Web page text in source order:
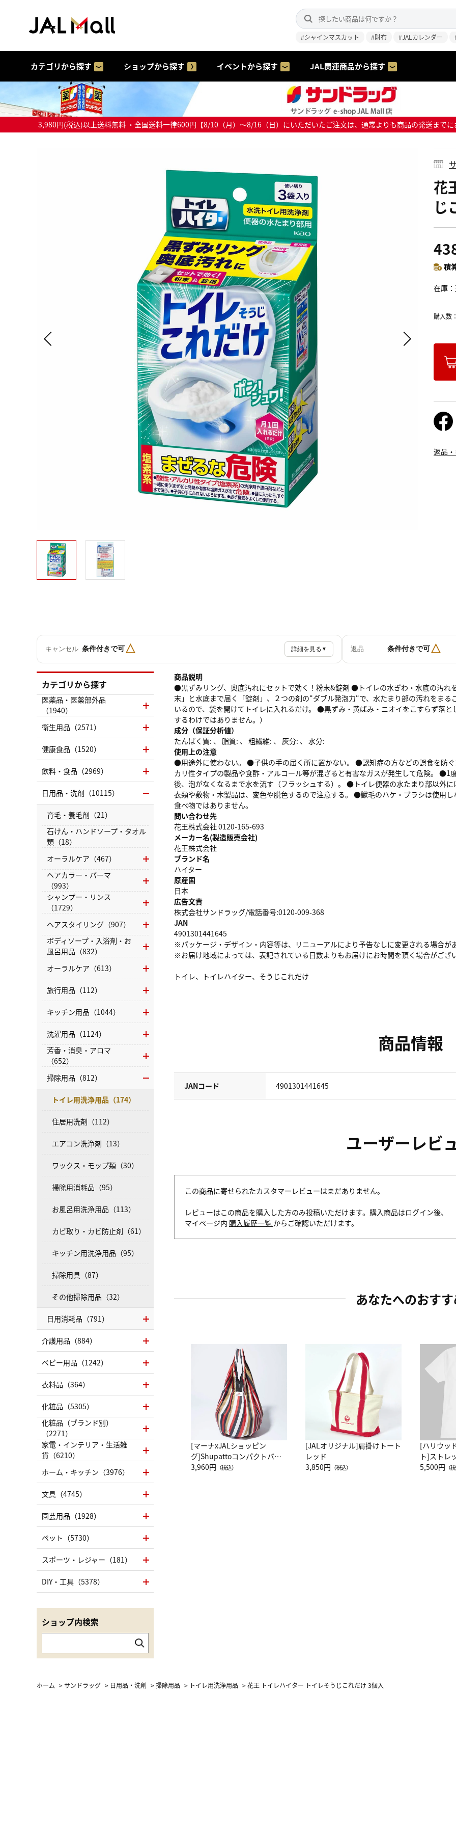
#シャインマスカット #財布 #JALカレンダー
カテゴリから探す ショップから探す イベントから探す JAL関連商品から探す
3,980円(税込)以上送料無料 ・全国送料一律600円【8/10（月）～8/16（日）にいただいたご注文は、通常よりも商品の発送まで
花
じ
積
在庫
購入数：
返品
キャンセル 条件付きで可△ 詳細を見る ▼ 返品 条件付きで可△
商品説明
●黒ずみリング、奥底汚れにセットで効く！粉末&錠剤 ●トイレの水ぎわ・水底の汚
末」と水底まで届く「錠剤」、２つの剤の“ダブル発泡力“で、水たまり部の汚れをま
いるので、袋を開けてトイレに入れるだけ。 ●黒ずみ・黄ばみ・ニオイをこすらず落
するわけではありません。）
成分（保証分析値）
たんぱく質: 、 脂質: 、 粗繊維: 、 灰分: 、 水分:
使用上の注意
●用途外に使わない。 ●子供の手の届く所に置かない。 ●認知症の方などの誤食を防
カリ性タイプの製品や食酢・アルコール等が混ざると有害なガスが発生して危険。
後、泡がなくなるまで水を流す（フラッシュする）。 ●トイレ便器の水たまり部以外
衣類や敷物・木製品は、変色や脱色するので注意する。 ●獣毛のハケ・ブラシは使用
食べ物ではありません。
問い合わせ先
花王株式会社 0120-165-693
メーカー名(製造販売会社)
花王株式会社
ブランド名
ハイター
原産国
日本
広告文責
株式会社サンドラッグ/電話番号:0120-009-368
JAN
4901301441645
※パッケージ・デザイン・内容等は、リニューアルにより予告なしに変更される場合が
※お届け地域によっては、表記されている日数よりもお届けにお時間を頂く場合がござい
トイレ、トイレハイター、そうじこれだけ
商品情報
JANコード 4901301441645
ユーザーレビ
この商品に寄せられたカスタマーレビューはまだありません。
レビューはこの商品を購入した方のみ投稿いただけます。購入商品はログイン後、
マイページ内 購入履歴一覧 からご確認いただけます。
あなたへのおす
[マーナxJALショッピン
グ]Shupattoコンパクトバッ
グ Drop JAL客室乗務員
3,960円 （税込）
[JALオリジナル]肩掛けトート
レッド
3,850円 （税込）
[ハリウッ
ト]ストレ
ーネック別
5,500円 （
カテゴリから探す
医薬品・医薬部外品
（1940）
衛生用品（2571）
健康食品（1520）
飲料・食品（2969）
日用品・洗剤（10115）
育毛・養毛剤（21）
石けん・ハンドソープ・タオル
類（18）
オーラルケア（467）
ヘアカラー・パーマ
（993）
シャンプー・リンス
（1729）
ヘアスタイリング（907）
ボディソープ・入浴剤・お
風呂用品（832）
オーラルケア（613）
旅行用品（112）
キッチン用品（1044）
洗濯用品（1124）
芳香・消臭・アロマ
（652）
掃除用品（812）
トイレ用洗浄用品（174）
住居用洗剤（112）
エアコン洗浄剤（13）
ワックス・モップ類（30）
掃除用消耗品（95）
お風呂用洗浄用品（113）
カビ取り・カビ防止剤（61）
キッチン用洗浄用品（95）
掃除用具（87）
その他掃除用品（32）
日用消耗品（791）
介護用品（884）
ベビー用品（1242）
衣料品（364）
化粧品（5305）
化粧品（ブランド別）
（2271）
家電・インテリア・生活雑
貨（6210）
ホーム・キッチン（3976）
文具（4745）
園芸用品（1928）
ペット（5730）
スポーツ・レジャー（181）
DIY・工具（5378）
ショップ内検索
ホーム >サンドラッグ > 日用品・洗剤 >掃除用品 > トイレ用洗浄用品 >花王 トイレハイター トイレそうじこれだけ 3個入